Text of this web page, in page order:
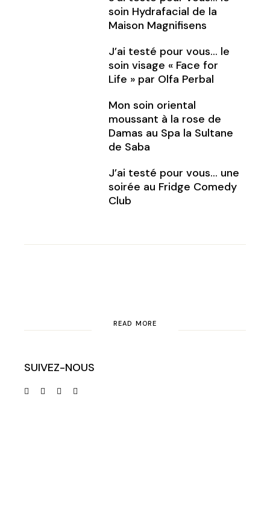
soin Hydrafacial de la
Maison Magnifisens
J’ai testé pour vous… le
soin visage « Face for
Life » par Olfa Perbal
Mon soin oriental
moussant à la rose de
Damas au Spa la Sultane
de Saba
J’ai testé pour vous… une
soirée au Fridge Comedy
Club
READ MORE
SUIVEZ-NOUS